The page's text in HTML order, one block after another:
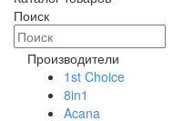
Поиск
Производители
1st Choice
8in1
Acana